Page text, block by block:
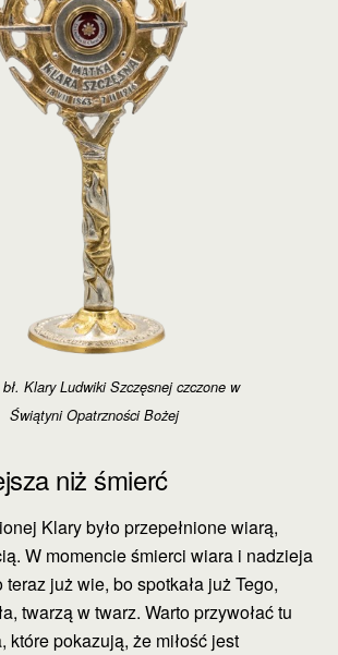
Klary Ludwiki Szczęsnej czczone w
Świątyni Opatrzności Bożej
niż śmierć
Klary było przepełnione wiarą,
W momencie śmierci wiara i nadzieja
teraz już wie, bo spotkała już Tego,
twarzą w twarz. Warto przywołać tu
które pokazują, że miłość jest